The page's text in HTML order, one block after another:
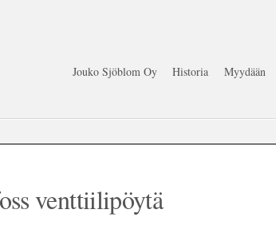
Jouko Sjöblom Oy Historia Myydään
venttiilipöytä